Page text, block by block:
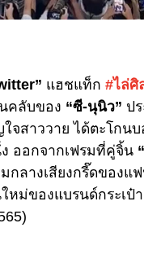
แฮชแท็ก #ไล่ศิ
คลับของ “ซี-นุนิว” ป
จสาววาย ได้ตะโกน
ออกจากเฟรมที่คู่จิ้น
กลางเสียงกรี๊ดของ
หม่ของแบรนด์กระเป๋